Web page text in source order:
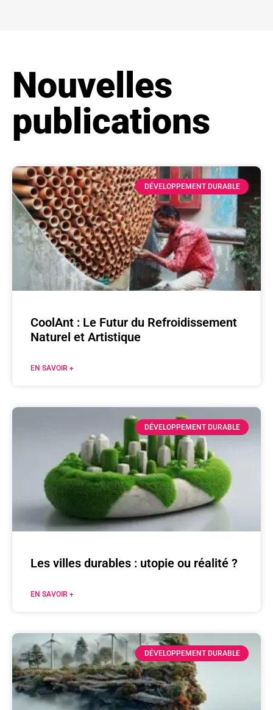
Nouvelles
publications
DÉVELOPPEMENT DURABLE
CoolAnt : Le Futur du Refroidissement
Naturel et Artistique
EN SAVOIR +
DÉVELOPPEMENT DURABLE
Les villes durables : utopie ou réalité ?
EN SAVOIR +
DÉVELOPPEMENT DURABLE